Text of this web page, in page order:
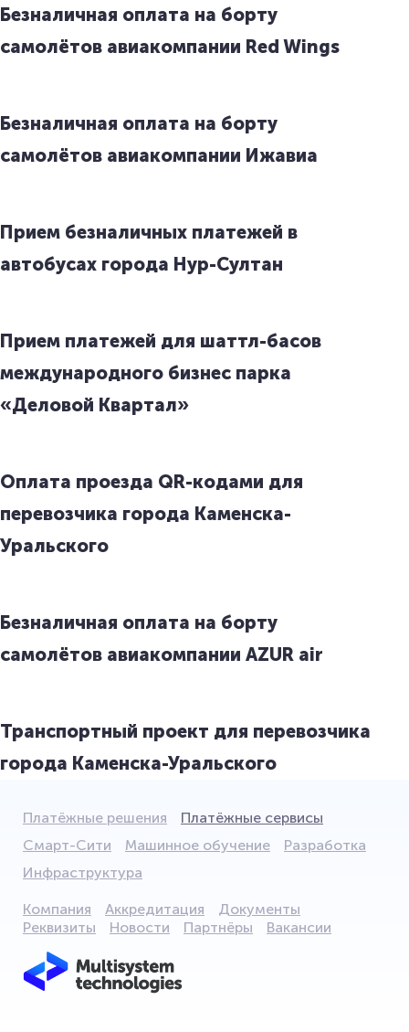
Безналичная оплата на борту
самолётов авиакомпании Red Wings
Безналичная оплата на борту
самолётов авиакомпании Ижавиа
Прием безналичных платежей в
автобусах города Нур-Султан
Прием платежей для шаттл-басов
международного бизнес парка
«Деловой Квартал»
Оплата проезда QR-кодами для
перевозчика города Каменска-
Уральского
Безналичная оплата на борту
самолётов авиакомпании AZUR air
Транспортный проект для перевозчика
города Каменска-Уральского
Платёжные решения
Платёжные сервисы
Смарт-Сити
Машинное обучение
Разработка
Инфраструктура
Компания Аккредитация
Документы
Реквизиты
Новости Партнёры Вакансии